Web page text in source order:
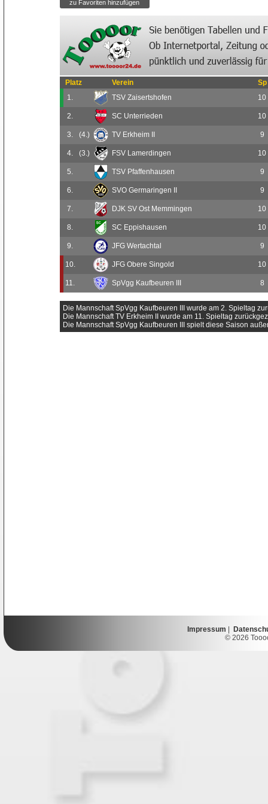
Platz Verein
Sp
1.
TSV Zaisertshofen 10
2. SC Unterrieden 10
3. (4.) TV Erkheim II 9
4. (3.) FSV Lamerdingen 10
5. TSV Pfaffenhausen 9
6. SVO Germaringen II 9
7. DJK SV Ost Memmingen 10
8. SC Eppishausen 10
9. JFG Wertachtal 9
10. JFG Obere Singold 10
11. SpVgg Kaufbeuren III 8
Die Mannschaft SpVgg Kaufbeuren III wurde am 2. Spieltag
Die Mannschaft TV Erkheim II wurde am 11. Spieltag
Die Mannschaft SpVgg Kaufbeuren III spielt diese Saison
Impressum
© 2026